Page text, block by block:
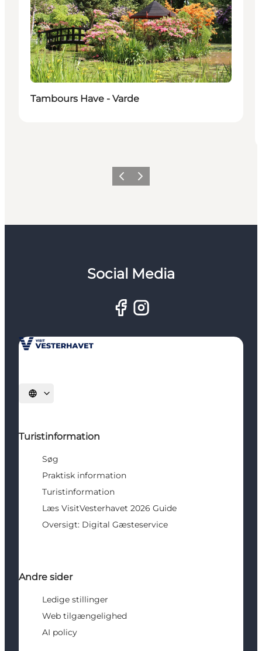
Tambours Have - Varde
ForrigeNæste
Social Media
Vælg sprog
Turistinformation
Søg
Praktisk information
Turistinformation
Læs VisitVesterhavet 2026 Guide
Oversigt: Digital Gæsteservice
Andre sider
Ledige stillinger
Web tilgængelighed
AI policy